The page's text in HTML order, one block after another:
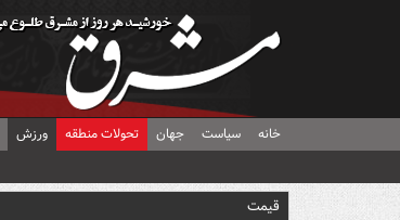
خانه سیاست جهان تحولات منطقه ورزش
قیمت